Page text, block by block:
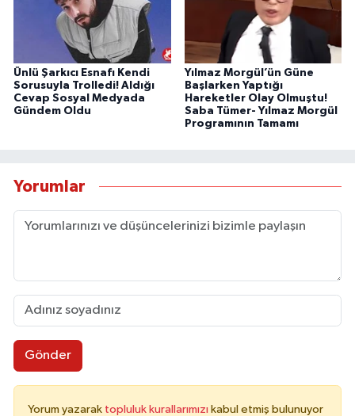
Ünlü Şarkıcı Esnafı Kendi
Sorusuyla Trolledi! Aldığı
Cevap Sosyal Medyada
Gündem Oldu
Yılmaz Morgül’ün Güne
Başlarken Yaptığı
Hareketler Olay Olmuştu!
Saba Tümer- Yılmaz Morgül
Programının Tamamı
Yorumlar
Gönder
Yorum yazarak topluluk kurallarımızı kabul etmiş bulunuyor